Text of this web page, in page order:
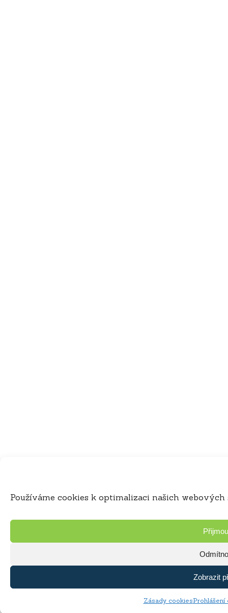
Používáme cookies k optimalizaci našich webových
Zobrazit
Zásady cookiesProhlášení